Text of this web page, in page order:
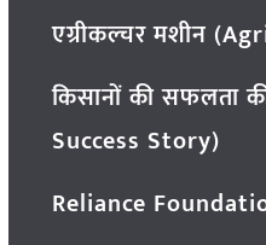
एग्रीकल्चर मशीन
किसानों की सफलता
Success Story)
Reliance